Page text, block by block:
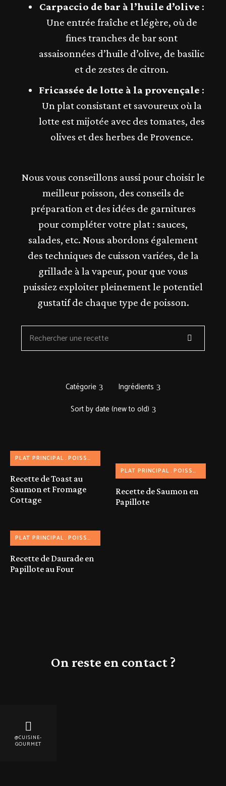
Carpaccio de bar à l’huile d’olive :
Une entrée fraîche et légère, où de
fines tranches de bar sont
assaisonnées d’huile d’olive, de basilic
et de zestes de citron.
Fricassée de lotte à la provençale :
Un plat consistant et savoureux où la
lotte est mijotée avec des tomates, des
olives et des herbes de Provence.
Nous vous conseillons aussi pour choisir le
meilleur poisson, des conseils de
préparation et des idées de garnitures
pour compléter votre plat : sauces,
salades, etc. Nous abordons également
des techniques de cuisson variées, de la
grillade à la vapeur, pour que vous
puissiez exploiter pleinement le potentiel
gustatif de chaque type de poisson.
Catégorie
Ingrédients
Sort by date (new to old)
PLAT PRINCIPAL POISSON
Recette de Toast au
Saumon et Fromage
Cottage
PLAT PRINCIPAL POISSON
Recette de Daurade en
Papillote au Four
PLAT PRINCIPAL POISSON
Recette de Saumon en
Papillote
On reste en contact ?
@CUISINE-
GOURMET